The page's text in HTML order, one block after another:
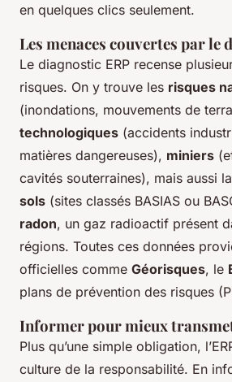
en quelques clics seulement.
Les menaces couvertes par le
Le diagnostic ERP recense
risques. On y trouve les risques
(inondations, mouvements de
technologiques (accidents
matières dangereuses), miniers
cavités souterraines), mais aussi la
sols (sites classés BASIAS ou
radon, un gaz radioactif présent
régions. Toutes ces données
officielles comme Géorisques, le
plans de prévention des risques
Informer pour mieux
Plus qu’une simple obligation,
culture de la responsabilité. En